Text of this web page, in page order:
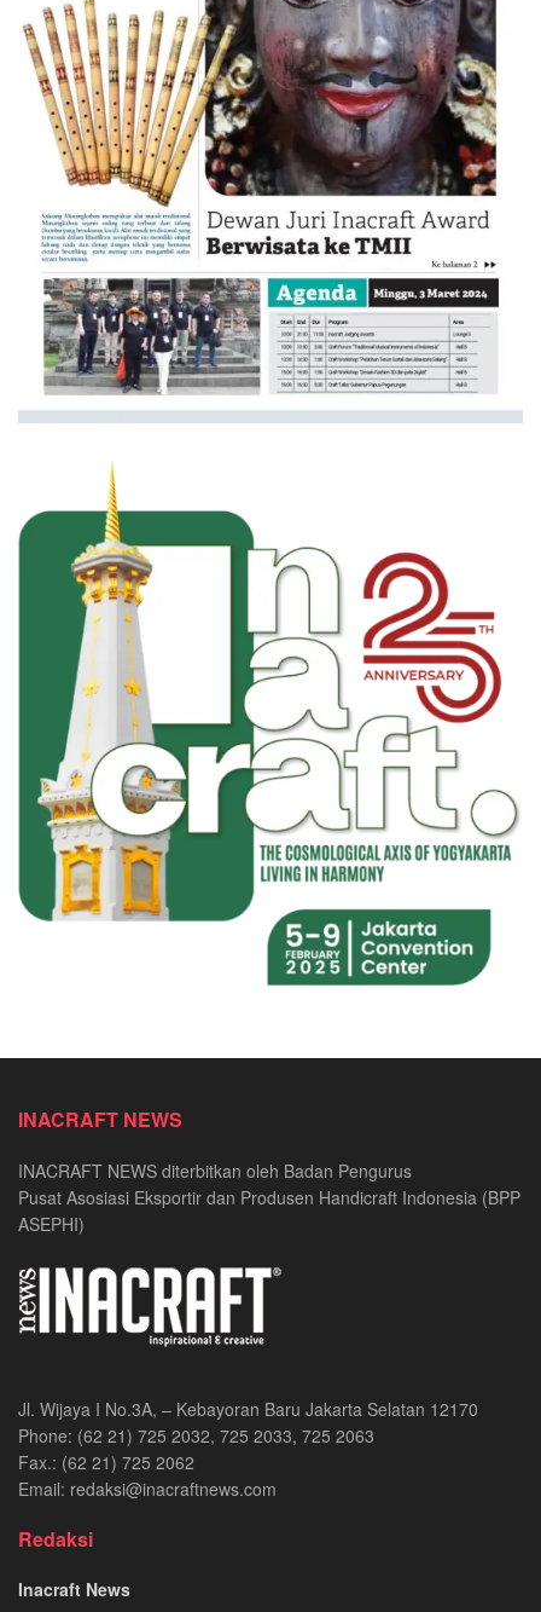
INACRAFT NEWS
INACRAFT NEWS diterbitkan oleh Badan Pengurus
Pusat Asosiasi Eksportir dan Produsen Handicraft Indonesia (BPP
ASEPHI)
Jl. Wijaya I No.3A, – Kebayoran Baru Jakarta Selatan 12170
Phone: (62 21) 725 2032, 725 2033, 725 2063
Fax.: (62 21) 725 2062
Email: redaksi@inacraftnews.com
Redaksi
Inacraft News